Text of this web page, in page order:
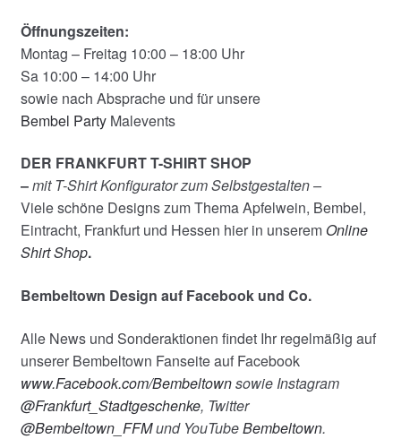
Öffnungszeiten:
Montag – Freitag 10:00 – 18:00 Uhr
Sa 10:00 – 14:00 Uhr
sowie nach Absprache und für unsere
Bembel PartyMalevents
DER FRANKFURT T-SHIRT SHOP
–mit T-Shirt Konfigurator zum Selbstgestalten –
Viele schöne Designs zum Thema Apfelwein, Bembel,
Eintracht, Frankfurt und Hessen hier in unserem Online
Shirt Shop.
Bembeltown Design auf Facebook und Co.
Alle News und Sonderaktionen findet Ihr regelmäßig auf
unserer Bembeltown Fanseite auf Facebook
www.Facebook.com/Bembeltownsowie Instagram
@Frankfurt_Stadtgeschenke, Twitter
@Bembeltown_FFMund YouTubeBembeltown.